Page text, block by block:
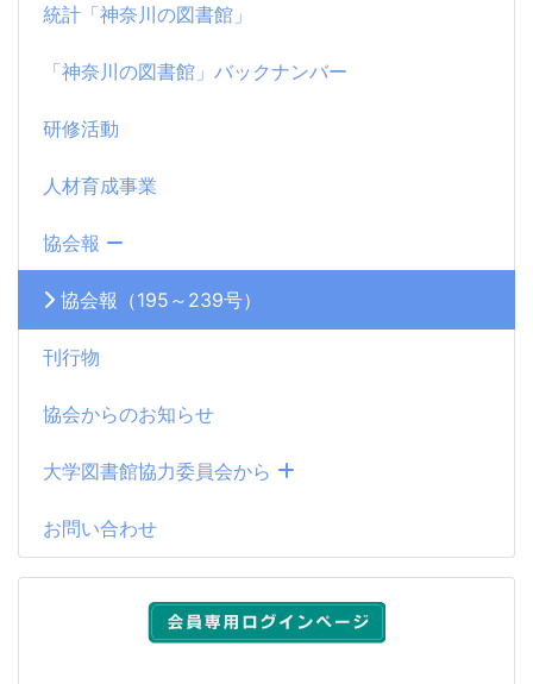
統計「神奈川の図書館」
「神奈川の図書館」バックナンバー
研修活動
人材育成事業
協会報
協会報（195～239号）
刊行物
協会からのお知らせ
大学図書館協力委員会から
お問い合わせ